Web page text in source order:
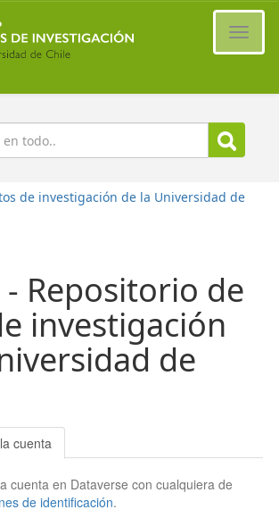
de investigación de la Universidad de
Repositorio de
investigación
de
cuenta
cuenta en Dataverse con cualquiera de
de identificación.